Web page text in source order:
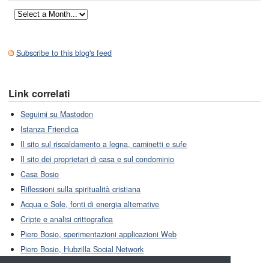
Subscribe to this blog's feed
Link correlati
Seguimi su Mastodon
Istanza Friendica
Il sito sul riscaldamento a legna, caminetti e sufe
Il sito dei proprietari di casa e sul condominio
Casa Bosio
Riflessioni sulla spiritualità cristiana
Acqua e Sole, fonti di energia alternative
Cripte e analisi crittografica
Piero Bosio, sperimentazioni applicazioni Web
Piero Bosio, Hubzilla Social Network